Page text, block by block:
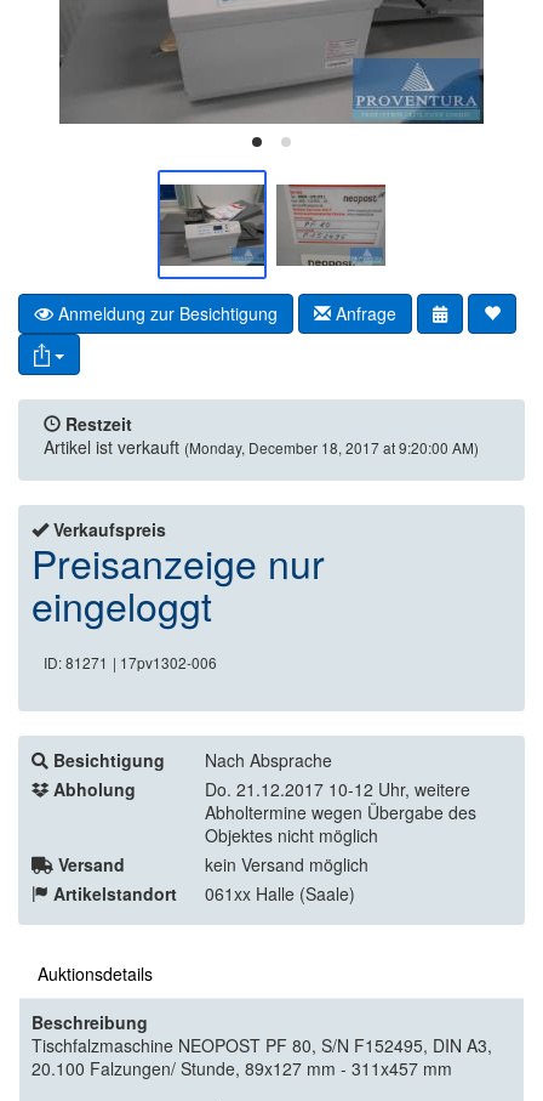
Anmeldung zur Besichtigung Anfrage
Restzeit
Artikel ist verkauft (Monday, December 18, 2017 at 9:20:00 AM)
Verkaufspreis
Preisanzeige nur
eingeloggt
ID: 81271 | 17pv1302-006
Besichtigung
Nach Absprache
Abholung
Do. 21.12.2017 10-12 Uhr, weitere
Abholtermine wegen Übergabe des
Objektes nicht möglich
Versand
kein Versand möglich
Artikelstandort
061xx Halle (Saale)
Auktionsdetails
Beschreibung
Tischfalzmaschine NEOPOST PF 80, S/N F152495, DIN A3,
20.100 Falzungen/ Stunde, 89x127 mm - 311x457 mm